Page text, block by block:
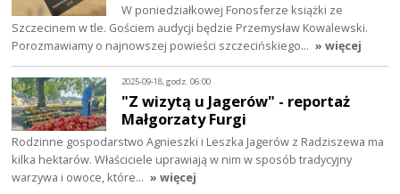
W poniedziałkowej Fonosferze książki ze
Szczecinem w tle. Gościem audycji będzie Przemysław Kowalewski.
Porozmawiamy o najnowszej powieści szczecińskiego… » więcej
2025-09-18, godz. 06:00
"Z wizytą u Jagerów" - reportaż
Małgorzaty Furgi
Rodzinne gospodarstwo Agnieszki i Leszka Jagerów z Radziszewa ma
kilka hektarów. Właściciele uprawiają w nim w sposób tradycyjny
warzywa i owoce, które… » więcej